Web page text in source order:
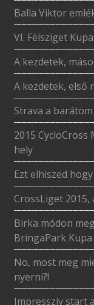
Balla Viktor
VI. Félsziget
A kezdetek,
A kezdetek, első
Strava a barátom
2015
hely
Ezt elhiszed
CrossLiget 2015,
Birka módon
BringaPark Kupa
No, most meg
nyerni?!
Impresszív start